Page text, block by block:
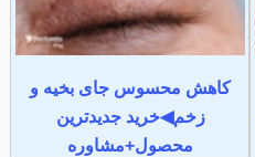
کاهش محسوس جای بخیه و
زخم◀خرید جدیدترین
محصول+مشاوره